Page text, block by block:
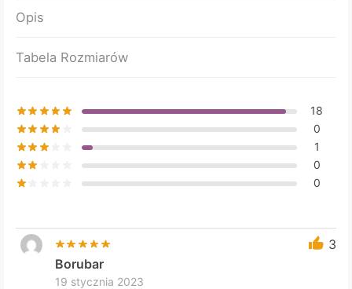
Opis
Tabela Rozmiarów
18
0
1
0
0
3
Borubar
19 stycznia 2023